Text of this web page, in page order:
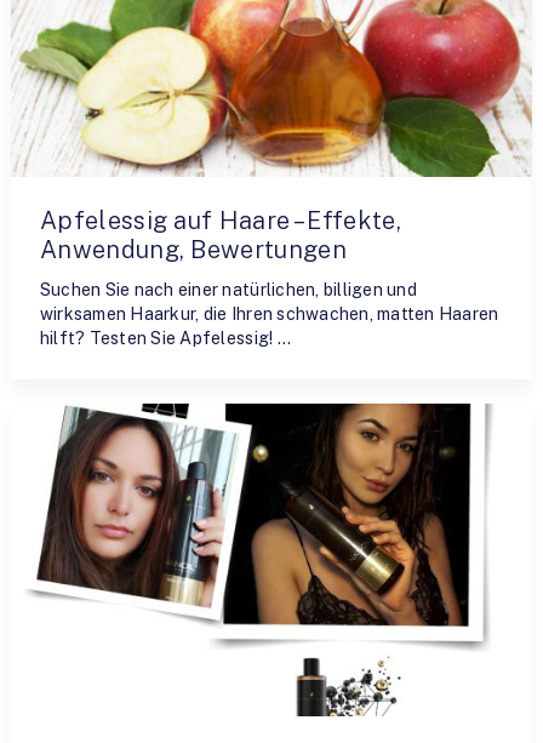
Apfelessig auf Haare – Effekte,
Anwendung, Bewertungen
Suchen Sie nach einer natürlichen, billigen und
wirksamen Haarkur, die Ihren schwachen, matten Haaren
hilft? Testen Sie Apfelessig! …